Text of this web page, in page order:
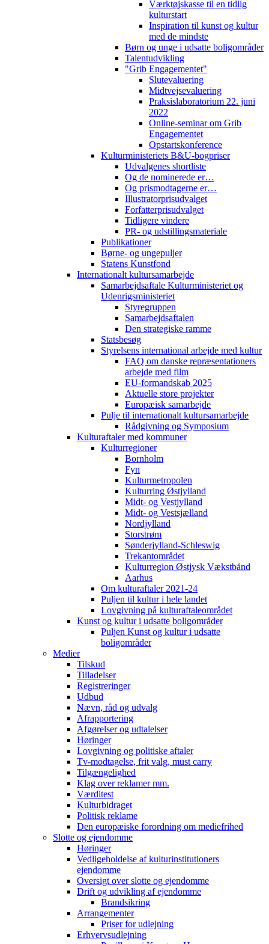
Værktøjskasse til en tidlig
kulturstart
Inspiration til kunst og kultur
med de mindste
Børn og unge i udsatte boligområder
Talentudvikling
"Grib Engagementet"
Slutevaluering
Midtvejsevaluering
Praksislaboratorium 22. juni
2022
Online-seminar om Grib
Engagementet
Opstartskonference
Kulturministeriets B&U-bogpriser
Udvalgenes shortliste
Og de nominerede er…
Og prismodtagerne er…
Illustratorprisudvalget
Forfatterprisudvalget
Tidligere vindere
PR- og udstillingsmateriale
Publikationer
Børne- og ungepuljer
Statens Kunstfond
Internationalt kultursamarbejde
Samarbejdsaftale Kulturministeriet og
Udenrigsministeriet
Styregruppen
Samarbejdsaftalen
Den strategiske ramme
Statsbesøg
Styrelsens international arbejde med kultur
FAQ om danske repræsentationers
arbejde med film
EU-formandskab 2025
Aktuelle store projekter
Europæisk samarbejde
Pulje til internationalt kultursamarbejde
Rådgivning og Symposium
Kulturaftaler med kommuner
Kulturregioner
Bornholm
Fyn
Kulturmetropolen
Kulturring Østjylland
Midt- og Vestjylland
Midt- og Vestsjælland
Nordjylland
Storstrøm
Sønderjylland-Schleswig
Trekantområdet
Kulturregion Østjysk Vækstbånd
Aarhus
Om kulturaftaler 2021-24
Puljen til kultur i hele landet
Lovgivning på kulturaftaleområdet
Kunst og kultur i udsatte boligområder
Puljen Kunst og kultur i udsatte
boligområder
Medier
Tilskud
Tilladelser
Registreringer
Udbud
Nævn, råd og udvalg
Afrapportering
Afgørelser og udtalelser
Høringer
Lovgivning og politiske aftaler
Tv-modtagelse, frit valg, must carry
Tilgængelighed
Klag over reklamer mm.
Værditest
Kulturbidraget
Politisk reklame
Den europæiske forordning om mediefrihed
Slotte og ejendomme
Høringer
Vedligeholdelse af kulturinstitutioners
ejendomme
Oversigt over slotte og ejendomme
Drift og udvikling af ejendomme
Brandsikring
Arrangementer
Priser for udlejning
Erhvervsudlejning